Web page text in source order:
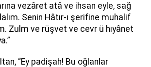
vezâret atâ ve ihsan eyle, sağ
Senin Hâtır-ı şerifine muhalif
Zulm ve rüşvet ve cevr ü hıyânet
“Ey padişah! Bu oğlanlar